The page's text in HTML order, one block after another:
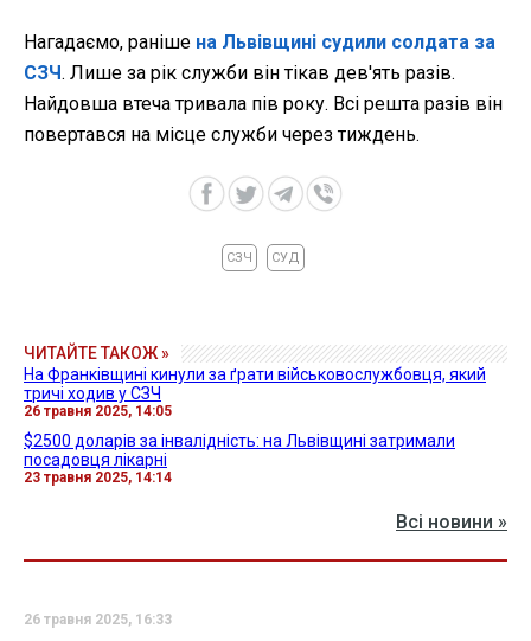
Нагадаємо, раніше на Львівщині судили солдата за
СЗЧ. Лише за рік служби він тікав дев'ять разів.
Найдовша втеча тривала пів року. Всі решта разів він
повертався на місце служби через тиждень.
СЗЧ СУД
ЧИТАЙТЕ ТАКОЖ »
На Франківщині кинули за ґрати військовослужбовця, який
тричі ходив у СЗЧ
26 травня 2025, 14:05
$2500 доларів за інвалідність: на Львівщині затримали
посадовця лікарні
23 травня 2025, 14:14
Всі новини »
26 травня 2025, 16:33